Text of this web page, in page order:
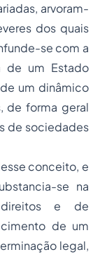
arvoram-
dos quais
se com a
de um Estado
um dinâmico
de forma geral
de sociedades
conceito, e
se na
direitos e de
de um
legal,